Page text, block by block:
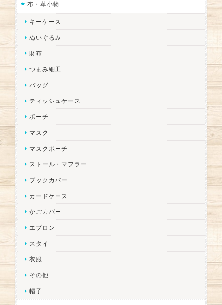
布・革小物
キーケース
ぬいぐるみ
財布
つまみ細工
バッグ
ティッシュケース
ポーチ
マスク
マスクポーチ
ストール・マフラー
ブックカバー
カードケース
かごカバー
エプロン
スタイ
衣服
その他
帽子